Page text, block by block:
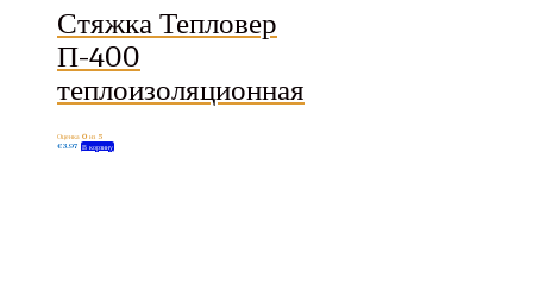
Стяжка Тепловер
П-400
теплоизоляционная
Оценка 0 из 5
€3.97 В корзину